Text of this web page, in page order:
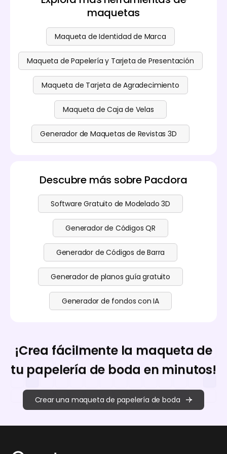
maquetas
Maqueta de Identidad de Marca
Maqueta de Papelería y Tarjeta de Presentación
Maqueta de Tarjeta de Agradecimiento
Maqueta de Caja de Velas
Generador de Maquetas de Revistas 3D
Descubre más sobre Pacdora
Software Gratuito de Modelado 3D
Generador de Códigos QR
Generador de Códigos de Barra
Generador de planos guía gratuito
Generador de fondos con IA
¡Crea fácilmente la maqueta de
tu papelería de boda en minutos!
Crear una maqueta de papelería de boda